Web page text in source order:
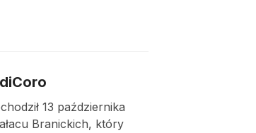
13 października
Branickich, który